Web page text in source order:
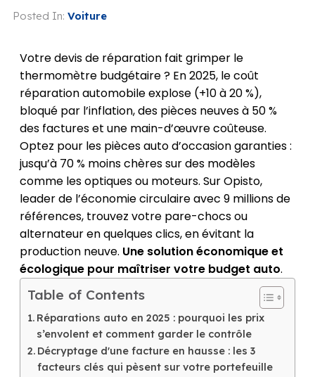
Posted In: Voiture
Votre devis de réparation fait grimper le
thermomètre budgétaire ? En 2025, le coût
réparation automobile explose (+10 à 20 %),
bloqué par l’inflation, des pièces neuves à 50 %
des factures et une main-d’œuvre coûteuse.
Optez pour les pièces auto d’occasion garanties :
jusqu’à 70 % moins chères sur des modèles
comme les optiques ou moteurs. Sur Opisto,
leader de l’économie circulaire avec 9 millions de
références, trouvez votre pare-chocs ou
alternateur en quelques clics, en évitant la
production neuve. Une solution économique et
écologique pour maîtriser votre budget auto.
Table of Contents
Réparations auto en 2025 : pourquoi les prix
s’envolent et comment garder le contrôle
Décryptage d'une facture en hausse : les 3
facteurs clés qui pèsent sur votre portefeuille